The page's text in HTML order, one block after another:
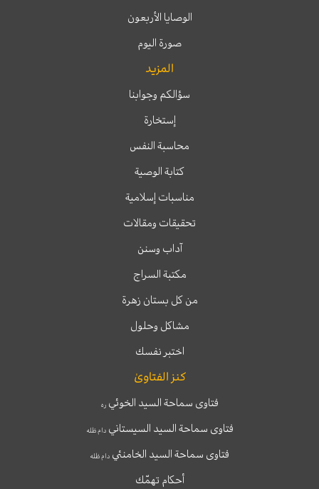
الوصايا الأربعون
صورة اليوم
المزيد
سؤالكم وجوابنا
إستخارة
محاسبة النفس
كتابة الوصية
مناسبات إسلامية
تحقيقات ومقالات
آداب وسنن
مكتبة السراج
من كل بستان زهرة
مشاكل وحلول
اختبر نفسك
كنز الفتاوىٰ
فتاوى سماحة السيد الخوئيره
فتاوى سماحة السيد السيستانيدام ظله
فتاوى سماحة السيد الخامنئي دام ظله
أحكام تهمّك